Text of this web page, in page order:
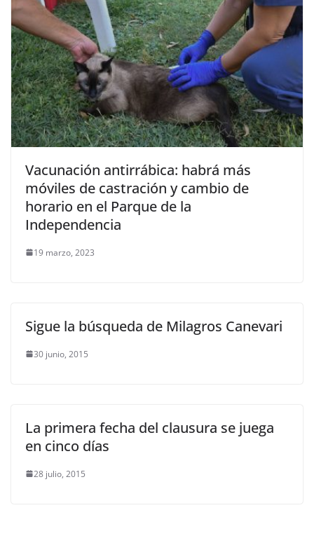
Vacunación antirrábica: habrá más
móviles de castración y cambio de
horario en el Parque de la
Independencia
19 marzo, 2023
Sigue la búsqueda de Milagros Canevari
30 junio, 2015
La primera fecha del clausura se juega
en cinco días
28 julio, 2015